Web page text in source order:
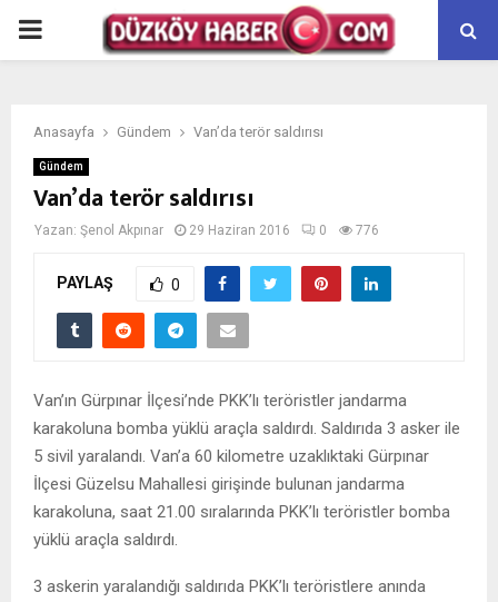
PRIMARY
Anasayfa Gündem Van’da terör saldırısı
Gündem
Van’da terör saldırısı
Yazan: Şenol Akpınar 29 Haziran 2016 0 776
PAYLAŞ 0
Van’ın Gürpınar İlçesi’nde PKK’lı teröristler jandarma
karakoluna bomba yüklü araçla saldırdı. Saldırıda 3 asker ile
5 sivil yaralandı. Van’a 60 kilometre uzaklıktaki Gürpınar
İlçesi Güzelsu Mahallesi girişinde bulunan jandarma
karakoluna, saat 21.00 sıralarında PKK’lı teröristler bomba
yüklü araçla saldırdı.
3 askerin yaralandığı saldırıda PKK’lı teröristlere anında